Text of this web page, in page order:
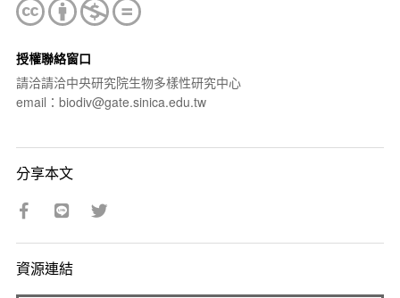
授權聯絡窗口
請洽請洽中央研究院生物多樣性研究中心
email：biodiv@gate.sinica.edu.tw
分享本文
資源連結